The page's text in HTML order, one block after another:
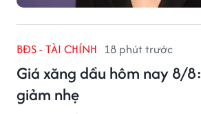
BĐS - TÀI CHÍNH 18 phút trước
Giá xăng dầu hôm nay 8/
giảm nhẹ